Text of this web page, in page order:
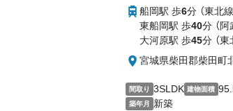
船岡駅 歩6分 （東北線
東船岡駅 歩40分 （阿
大河原駅 歩45分 （東
宮城県柴田郡柴田町
間取り 3SLDK 建物面積
築年月 新築